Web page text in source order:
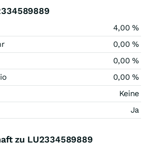
4,00 %
0,00 %
0,00 %
0,00 %
Keine
Ja
zu LU2334589889